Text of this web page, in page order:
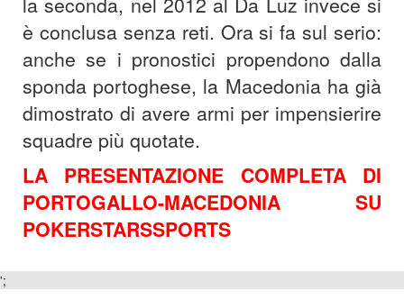
è conclusa senza reti. Ora si fa sul serio:
anche se i pronostici propendono dalla
sponda portoghese, la Macedonia ha già
dimostrato di avere armi per impensierire
squadre più quotate.
LA PRESENTAZIONE COMPLETA DI
PORTOGALLO-MACEDONIA SU
POKERSTARSSPORTS
';